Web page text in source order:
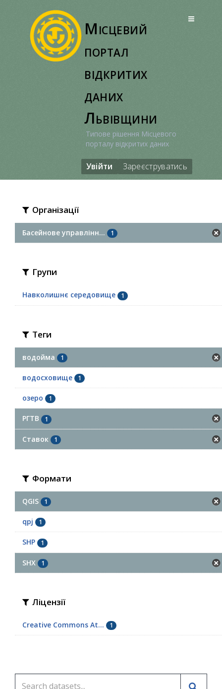
Місцевий
портал
відкритих
даних
Львівщини
Типове рішення Місцевого
порталу відкритих даних
Увійти Зареєструватись
Організації
Басейнове управлінн... 1
Групи
Навколишнє середовище 1
Теги
водойма 1
водосховище 1
озеро 1
РГТВ 1
Ставок 1
Формати
QGIS 1
qpj 1
SHP 1
SHX 1
Ліцензії
Creative Commons At... 1